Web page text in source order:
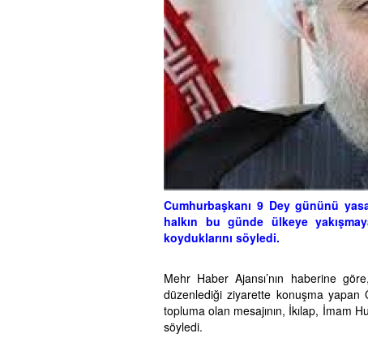
Cumhurbaşkanı 9 Dey gününü
halkın bu günde ülkeye
koyduklarını söyledi.
Mehr Haber Ajansı’nın haberine
düzenlediği ziyarette konuşma yapan
topluma olan mesajının, İkılap, İmam
söyledi.